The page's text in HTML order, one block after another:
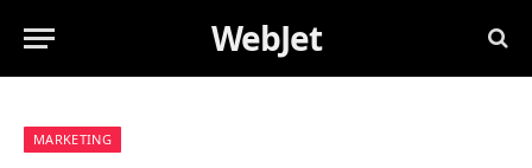
WebJet
MARKETING